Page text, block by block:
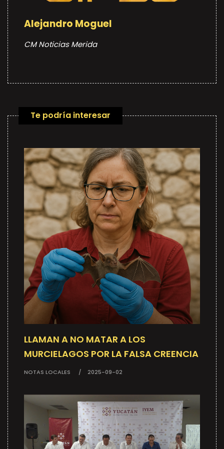
Alejandro Moguel
CM Noticias Merida
Te podría interesar
LLAMAN A NO MATAR A LOS
MURCIELAGOS POR LA FALSA CREENCIA
NOTAS LOCALES 2025-09-02